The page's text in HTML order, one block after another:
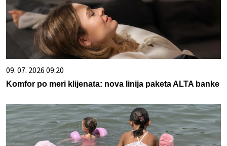
09. 07. 2026 09:20
Komfor po meri klijenata: nova linija paketa ALTA banke